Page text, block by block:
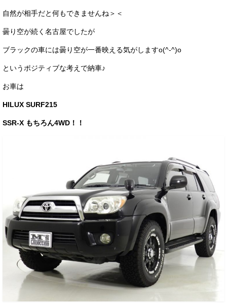
買取のご案内
店舗情報
店舗情報
会社概要
スタッフブログ
お客様の声
お問い合わせ
メールフォーム
電話はこちら
自然が相手だと何もできませんね＞＜
曇り空が続く名古屋でしたが
ブラックの車には曇り空が一番映える気がしますo(^-^)o
というポジティブな考えで納車♪
お車は
HILUX SURF215
SSR-X もちろん4WD！！